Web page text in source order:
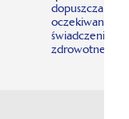
oczekiwania na
świadczenie
zdrowotnej